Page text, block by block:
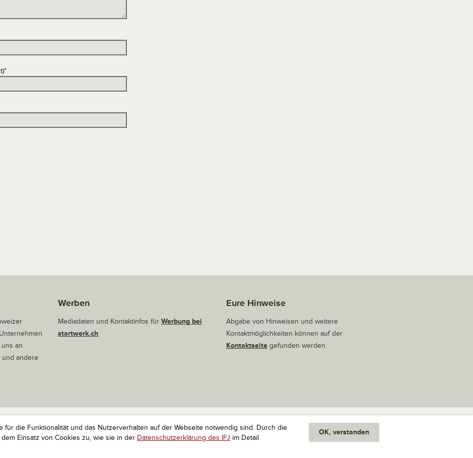
für die Funktionalität und das Nutzerverhalten auf der Webseite notwendig sind. Durch die
Einsatz von Cookies zu, wie sie in der Datenschutzerklärung des IFJ im Detail
OK, verstanden
*
an
und andere
Werben
Mediadaten und Kontaktinfos für Werbung bei
startwerk.ch
Eure Hinweise
Abgabe von Hinweisen und weitere
Kontaktmöglichkeiten können auf der
Kontaktseitegefunden werden.
Startups. Alle Rechte vorbehalten. Impressum Kontakt nach oben